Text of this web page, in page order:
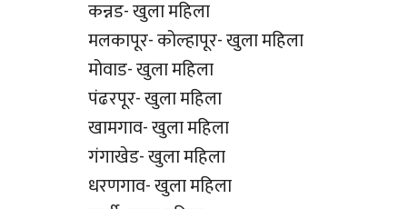
कन्नड- खुला महिला
मलकापूर- कोल्हापूर- खुला महिला
मोवाड- खुला महिला
पंढरपूर- खुला महिला
खामगाव- खुला महिला
गंगाखेड- खुला महिला
धरणगाव- खुला महिला